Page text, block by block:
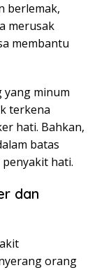
berlemak,
merusak
membantu
yang minum
terkena
hati. Bahkan,
batas
hati.
dan
orang